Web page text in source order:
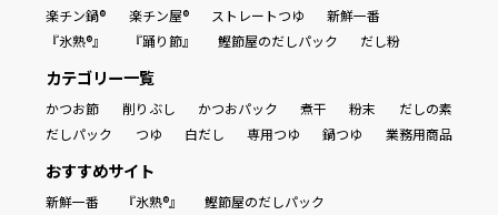
楽チン鍋®
楽チン屋® ストレートつゆ
新鮮一番
『氷熟®』
『踊り節』 鰹節屋のだしパック だし粉
カテゴリー一覧
かつお節 削りぶし かつおパック 煮干 粉末
だしの素
だしパック
つゆ 白だし 専用つゆ 鍋つゆ 業務用商品
おすすめサイト
新鮮一番 『氷熟®』 鰹節屋のだしパック